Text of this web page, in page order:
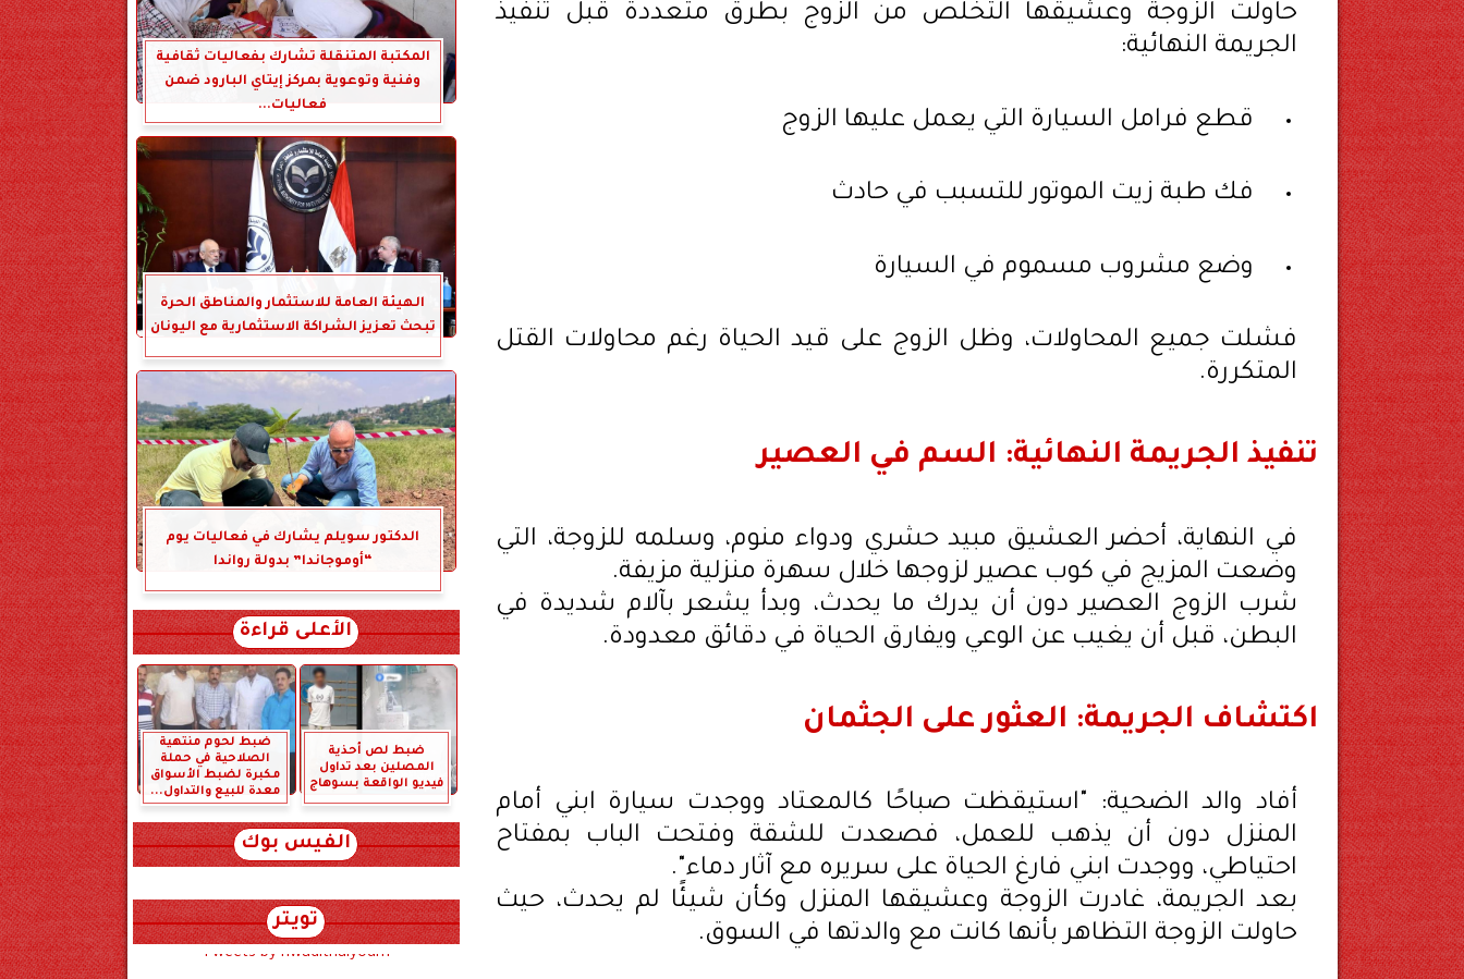
حاولت الزوجة وعشيقها التخلص من الزوج بطرق متعددة قبل تنفيذ
الجريمة النهائية:
قطع فرامل السيارة التي يعمل عليها الزوج
فك طبة زيت الموتور للتسبب في حادث
وضع مشروب مسموم في السيارة
فشلت جميع المحاولات، وظل الزوج على قيد الحياة رغم محاولات القتل
المتكررة.
تنفيذ الجريمة النهائية: السم في العصير
في النهاية، أحضر العشيق مبيد حشري ودواء منوم، وسلمه للزوجة، التي
وضعت المزيج في كوب عصير لزوجها خلال سهرة منزلية مزيفة.
شرب الزوج العصير دون أن يدرك ما يحدث، وبدأ يشعر بآلام شديدة في
البطن، قبل أن يغيب عن الوعي ويفارق الحياة في دقائق معدودة.
اكتشاف الجريمة: العثور على الجثمان
أفاد والد الضحية: "استيقظت صباحًا كالمعتاد ووجدت سيارة ابني أمام
المنزل دون أن يذهب للعمل، فصعدت للشقة وفتحت الباب بمفتاح
احتياطي، ووجدت ابني فارغ الحياة على سريره مع آثار دماء".
بعد الجريمة، غادرت الزوجة وعشيقها المنزل وكأن شيئًا لم يحدث، حيث
حاولت الزوجة التظاهر بأنها كانت مع والدتها في السوق.
المكتبة المتنقلة تشارك بفعاليات ثقافية
وفنية وتوعوية بمركز إيتاي البارود ضمن
فعاليات...
الهيئة العامة للاستثمار والمناطق الحرة
تبحث تعزيز الشراكة الاستثمارية مع اليونان
الدكتور سويلم يشارك في فعاليات يوم
“أوموجاندا” بدولة رواندا
الأعلى قراءة
ضبط لص أحذية
المصلين بعد تداول
فيديو الواقعة بسوهاج
ضبط لحوم منتهية
الصلاحية في حملة
مكبرة لضبط الأسواق
معدة للبيع والتداول...
الفيس بوك
تويتر
Tweets by hwadithalyoum